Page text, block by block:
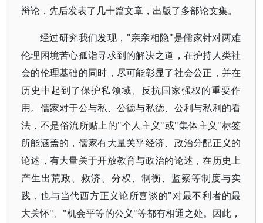
辩论，先后发表了几十篇文章，出版了多部论文集。
经过研究我们发现，"亲亲相隐"是儒家针对两难
伦理困境苦心孤诣寻求到的解决之道，在护持人类社
会的伦理基础的同时，尽可能彰显了社会公正，并在
历史中起到了保护私领域、反抗国家强权的重要作
用。儒家对于公与私、公德与私德、公利与私利的看
法，不是俗流所贴上的"个人主义"或"集体主义"标签
所能涵盖的，儒家有大量关乎经济、政治分配正义的
论述，有大量关于开放教育与政治的论述，在历史上
产生出荒政、救济、分权、制衡、监察等制度与实
践，也与当代西方正义论所喜谈的"对最不利者的最
大关怀"、"机会平等的公义"等都有相通之处。因此，